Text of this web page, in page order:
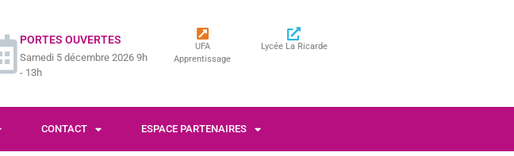
PORTES OUVERTES
Samedi 5 décembre 2026 9h
- 13h
UFA
Apprentissage
Lycée La Ricarde
CONTACT ESPACE PARTENAIRES